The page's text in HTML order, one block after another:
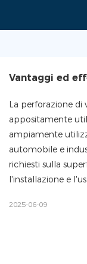
Vantaggi ed
La perforazione di
appositamente
ampiamente
automobile e
richiesti sulla
l'installazione e
2025-06-09